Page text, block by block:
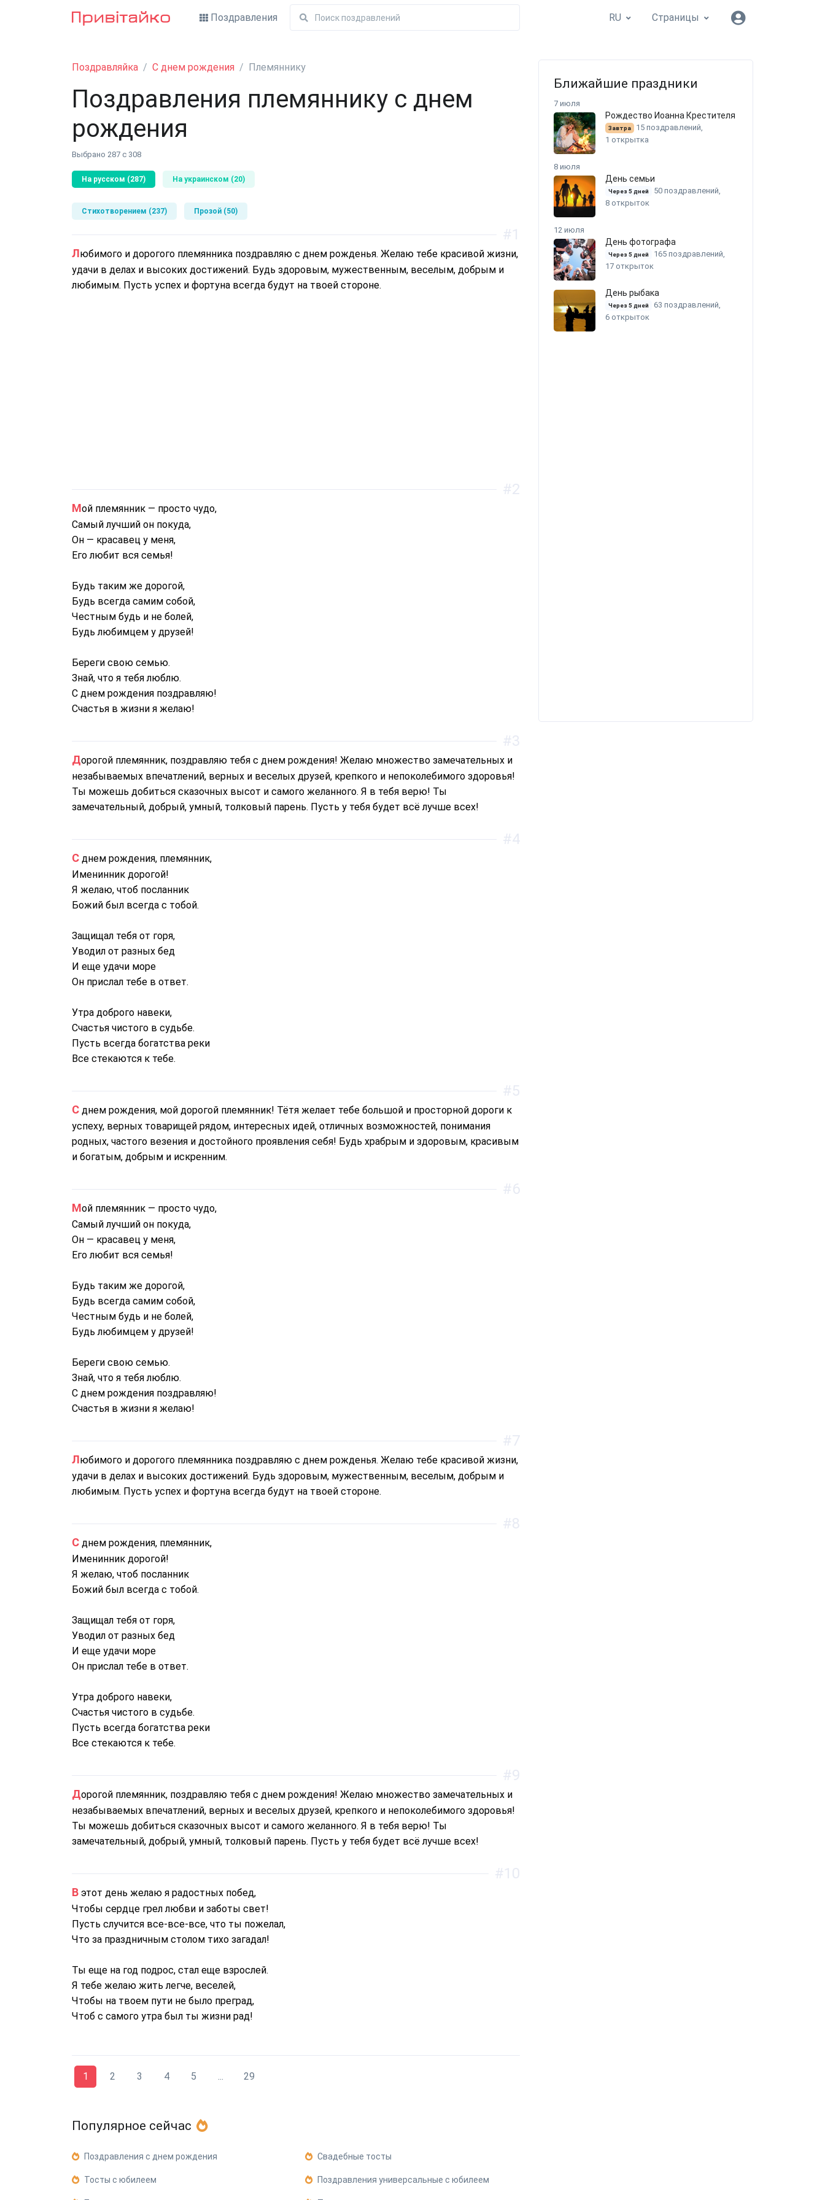
Поздравления RU Страницы
Поздравляйка С днем рождения Племяннику
Поздравления племяннику с днем
рождения
Выбрано 287 с 308
На русском (287) На украинском (20)
Стихотворением (237) Прозой (50)
Любимого и дорогого племянника поздравляю с днем рожденья. Желаю тебе красивой жизни,
удачи в делах и высоких достижений. Будь здоровым, мужественным, веселым, добрым и
любимым. Пусть успех и фортуна всегда будут на твоей стороне.
#1
Мой племянник — просто чудо,
Самый лучший он покуда,
Он — красавец у меня,
Его любит вся семья!
Будь таким же дорогой,
Будь всегда самим собой,
Честным будь и не болей,
Будь любимцем у друзей!
Береги свою семью.
Знай, что я тебя люблю.
С днем рождения поздравляю!
Счастья в жизни я желаю!
#2
Дорогой племянник, поздравляю тебя с днем рождения! Желаю множество замечательных и
незабываемых впечатлений, верных и веселых друзей, крепкого и непоколебимого здоровья!
Ты можешь добиться сказочных высот и самого желанного. Я в тебя верю! Ты
замечательный, добрый, умный, толковый парень. Пусть у тебя будет всё лучше всех!
#3
С днем рождения, племянник,
Именинник дорогой!
Я желаю, чтоб посланник
Божий был всегда с тобой.
Защищал тебя от горя,
Уводил от разных бед
И еще удачи море
Он прислал тебе в ответ.
Утра доброго навеки,
Счастья чистого в судьбе.
Пусть всегда богатства реки
Все стекаются к тебе.
#4
С днем рождения, мой дорогой племянник! Тётя желает тебе большой и просторной дороги к
успеху, верных товарищей рядом, интересных идей, отличных возможностей, понимания
родных, частого везения и достойного проявления себя! Будь храбрым и здоровым, красивым
и богатым, добрым и искренним.
#5
Мой племянник — просто чудо,
Самый лучший он покуда,
Он — красавец у меня,
Его любит вся семья!
Будь таким же дорогой,
Будь всегда самим собой,
Честным будь и не болей,
Будь любимцем у друзей!
Береги свою семью.
Знай, что я тебя люблю.
С днем рождения поздравляю!
Счастья в жизни я желаю!
#6
Любимого и дорогого племянника поздравляю с днем рожденья. Желаю тебе красивой жизни,
удачи в делах и высоких достижений. Будь здоровым, мужественным, веселым, добрым и
любимым. Пусть успех и фортуна всегда будут на твоей стороне.
#7
С днем рождения, племянник,
Именинник дорогой!
Я желаю, чтоб посланник
Божий был всегда с тобой.
Защищал тебя от горя,
Уводил от разных бед
И еще удачи море
Он прислал тебе в ответ.
Утра доброго навеки,
Счастья чистого в судьбе.
Пусть всегда богатства реки
Все стекаются к тебе.
#8
Дорогой племянник, поздравляю тебя с днем рождения! Желаю множество замечательных и
незабываемых впечатлений, верных и веселых друзей, крепкого и непоколебимого здоровья!
Ты можешь добиться сказочных высот и самого желанного. Я в тебя верю! Ты
замечательный, добрый, умный, толковый парень. Пусть у тебя будет всё лучше всех!
#9
В этот день желаю я радостных побед,
Чтобы сердце грел любви и заботы свет!
Пусть случится все-все-все, что ты пожелал,
Что за праздничным столом тихо загадал!
Ты еще на год подрос, стал еще взрослей.
Я тебе желаю жить легче, веселей,
Чтобы на твоем пути не было преград,
Чтоб с самого утра был ты жизни рад!
#10
1 2 3 4 5 ... 29
Популярное сейчас
Поздравления с днем рождения Свадебные тосты
Тосты с юбилеем Поздравления универсальные с юбилеем
Ближайшие праздники
7 июля
Рождество Иоанна Крестителя
Завтра 15 поздравлений,
1 открытка
8 июля
День семьи
Через 5 дней
50 поздравлений,
8 открыток
12 июля
День фотографа
Через 5 дней
165 поздравлений,
17 открыток
День рыбака
Через 5 дней
63 поздравлений,
6 открыток